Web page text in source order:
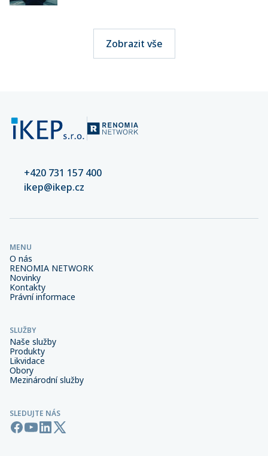
Zobrazit vše
+420 731 157 400
ikep@ikep.cz
MENU
O nás
RENOMIA NETWORK
Novinky
Kontakty
Právní informace
SLUŽBY
Naše služby
Produkty
Likvidace
Obory
Mezinárodní služby
SLEDUJTE NÁS